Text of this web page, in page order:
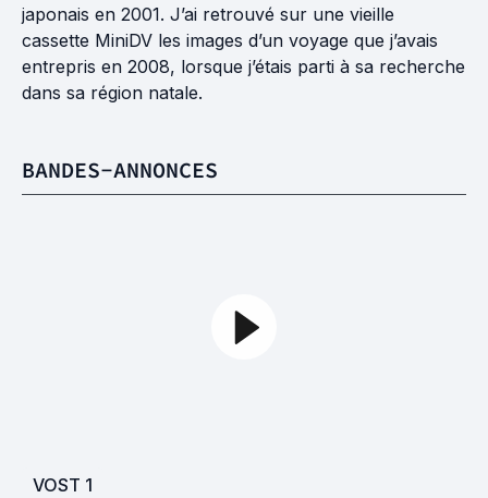
japonais en 2001. J’ai retrouvé sur une vieille
cassette MiniDV les images d’un voyage que j’avais
entrepris en 2008, lorsque j’étais parti à sa recherche
dans sa région natale.
BANDES-ANNONCES
VOST 1